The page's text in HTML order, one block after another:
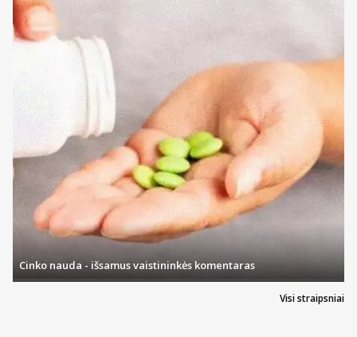
Visi straipsniai
Cinko nauda - išsamus vaistininkės komentaras